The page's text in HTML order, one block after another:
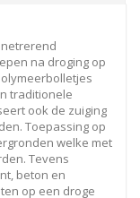
na droging op
traditionele
ook de zuiging
Toepassing op
welke met
Tevens
beton en
op een droge